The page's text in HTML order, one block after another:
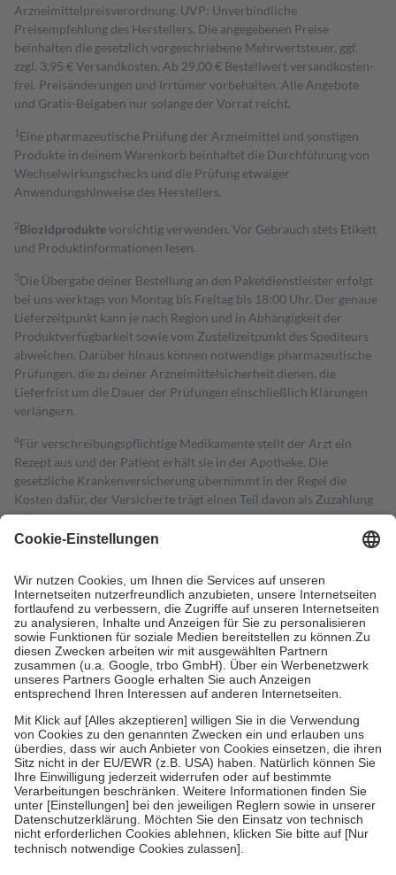
Arzneimittelpreisverordnung. UVP: Unverbindliche
Preisempfehlung des Herstellers. Die angegebenen Preise
beinhalten die gesetzlich vorgeschriebene Mehrwertsteuer, ggf.
zzgl. 3,95 € Versandkosten. Ab 29,00 € Bestell­wert versand­kosten­
frei. Preisänderungen und Irrtümer vorbehalten. Alle Angebote
und Gratis-Beigaben nur solange der Vorrat reicht.
1 Eine pharmazeutische Prüfung der Arzneimittel und sonstigen
Produkte in deinem Warenkorb beinhaltet die Durchführung von
Wechselwirkungschecks und die Prüfung etwaiger
Anwendungshinweise des Herstellers.
2Biozidproduktevorsichtig verwenden. Vor Gebrauch stets Etikett
und Produktinformationen lesen.
3Die Übergabe deiner Bestellung an den Paketdienstleister erfolgt
bei uns werktags von Montag bis Freitag bis 18:00 Uhr. Der genaue
Lieferzeitpunkt kann je nach Region und in Abhängigkeit der
Produktverfügbarkeit sowie vom Zustellzeitpunkt des Spediteurs
abweichen. Darüber hinaus können notwendige pharmazeutische
Prüfungen, die zu deiner Arzneimittelsicherheit dienen, die
Lieferfrist um die Dauer der Prüfungen einschließlich Klärungen
verlängern.
4Für verschreibungspflichtige Medikamente stellt der Arzt ein
Rezept aus und der Patient erhält sie in der Apotheke. Die
gesetzliche Krankenversicherung übernimmt in der Regel die
Kosten dafür, der Versicherte trägt einen Teil davon als Zuzahlung
mit.
Grundsätzlich leisten Mitglieder Zuzahlungen in Höhe von zehn
höchstens zehn Euro.
Es sind jedoch nie mehr als die tatsächlichen
Kosten der Leistung zu entrichten.
Diese Regeln gelten grundsätzlich auch für Online-Apotheken.
Bei Heilmitteln und häuslicher Krankenpflege beträgt die
Zuzahlung zehn Prozent der Kosten sowie zehn Euro je
Verordnung.
Um das Engagement der Versicherten für ihre eigene Gesundheit zu
stärken und die besondere Stellung der Familie zu unterstützen,
fallenkeine Zuzahlungenan bei:
• Kindern und Jugendlichen bis zum vollendeten 18. Lebensjahr
mit Ausnahme der Fahrkosten
• Untersuchungen zur Vorsorge und Früherkennung, die von der
GKV getragen werden
• empfohlenen Schutzimpfungen
• Harn- und Blutteststreifen